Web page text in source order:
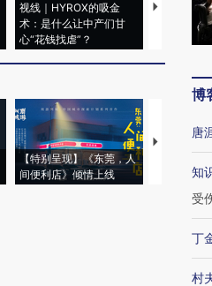
视线｜HYROX的吸金
术：是什么让中产们甘
心“花钱找虐”？
马航飞行
粒摇头丸
【特别呈现】《东莞，人
间便利店》倾情上线
【推广】
博
唐
知
受
丁
村